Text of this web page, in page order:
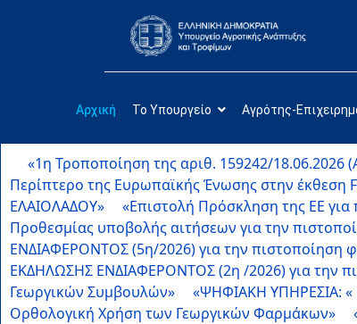
Αρχική Το Υπουργείο Αγρότης-
«1η Τροποποίηση της αριθ. 159242/
Περίπτερο της Ευρωπαϊκής Ένωσης στην έκθεση
ΕΛΑΙΟΛΑΔΟΥ»
«Επιστολή Πρόσκληση της ΕΕ
Προθεσμίας υποβολής αιτήσεων για την
ΕΝΔΙΑΦΕΡΟΝΤΟΣ (5η/2026) για την
ΕΚΔΗΛΩΣΗΣ ΕΝΔΙΑΦΕΡΟΝΤΟΣ (2η /2026) για την
Γεωργικών Συμβουλών»
«ΨΗΦΙΑΚΗ ΥΠΗΡΕΣΙΑ: «
Ορθολογική Χρήση των Γεωργικών Φαρμάκων»